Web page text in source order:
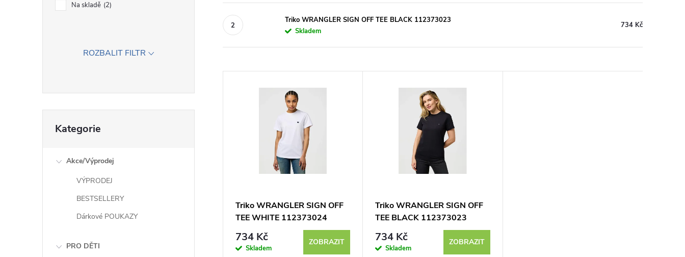
a
Na skladě 2
ROZBALIT FILTR
kategorie
Kategorie
Akce/Výprodej
VÝPRODEJ
BESTSELLERY
Dárkové POUKAZY
PRO DĚTI
Triko WRANGLER SIGN OFF TEE BLACK 112373023
Skladem
734 Kč
Triko WRANGLER SIGN OFF
TEE WHITE 112373024
734 Kč
Skladem
ZOBRAZIT
Triko WRANGLER SIGN OFF
TEE BLACK 112373023
734 Kč
Skladem
ZOBRAZIT